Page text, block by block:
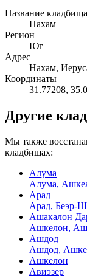
Название кладбища
Нахам
Регион
Юг
Адрес
Нахам,
Координаты
31.77208,
Другие
Мы также
кладбищах:
Алума
Алума,
Арад
Арад, Беэр-
Ашакалон
Ашкелон,
Ашдод
Ашдод,
Ашкелон
Авиэзер